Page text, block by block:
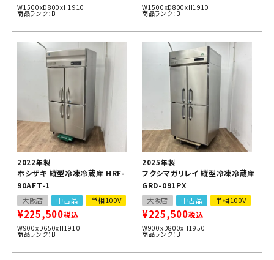
W1500xD800xH1910
商品ランク：B
W1500xD800xH1910
商品ランク：B
2022年製
ホシザキ 縦型冷凍冷蔵庫 HRF-
90AFT-1
大阪店 中古品 単相100V
¥225,500税込
W900xD650xH1910
商品ランク：B
2025年製
フクシマガリレイ 縦型冷凍冷蔵庫
GRD-091PX
大阪店 中古品 単相100V
¥225,500税込
W900xD800xH1950
商品ランク：B